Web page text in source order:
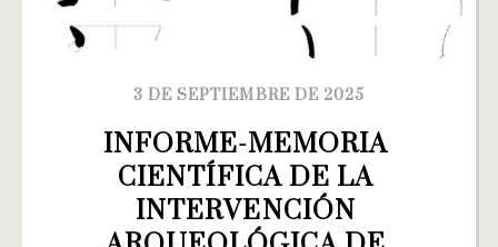
3 DE SEPTIEMBRE DE 2025
INFORME-MEMORIA
CIENTÍFICA DE LA
INTERVENCIÓN